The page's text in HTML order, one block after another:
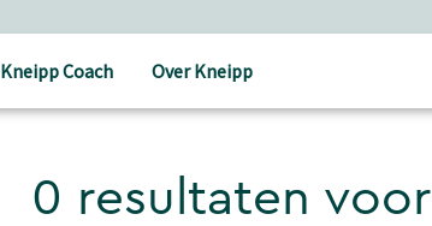
Kneipp Coach Over Kneipp
0 resultaten voor